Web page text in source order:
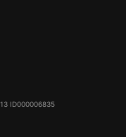
ID000006835